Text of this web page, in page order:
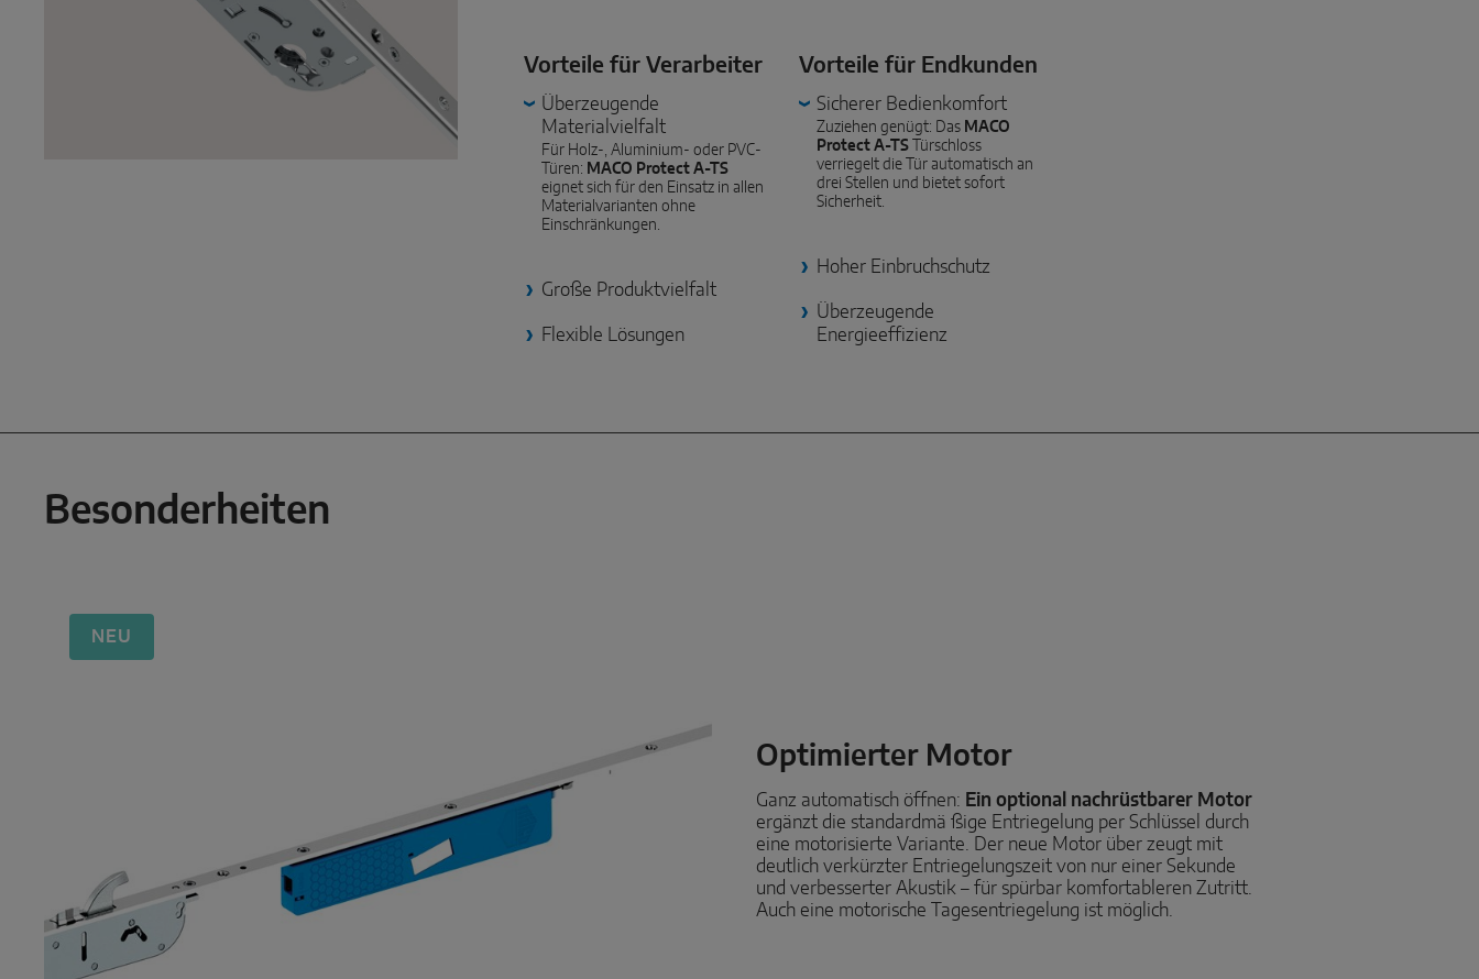
Vorteile für Verarbeiter
Überzeugende
Materialvielfalt
Für Holz-, Aluminium- oder PVC-
Türen: MACO Protect A-TS
eignet sich für den Einsatz in allen
Materialvarianten ohne
Einschränkungen.
Große Produktvielfalt
Flexible Lösungen
Vorteile für Endkunden
Sicherer Bedienkomfort
Zuziehen genügt: Das MACO
Protect A-TS Türschloss
verriegelt die Tür automatisch an
drei Stellen und bietet sofort
Sicherheit.
Hoher Einbruchschutz
Überzeugende
Energieeffizienz
Besonderheiten
NEU
Optimierter Motor
Ganz automatisch öffnen: Ein optional nachrüstbarer Motor
ergänzt die standardmä ßige Entriegelung per Schlüssel durch
eine motorisierte Variante. Der neue Motor über zeugt mit
deutlich verkürzter Entriegelungszeit von nur einer Sekunde
und verbesserter Akustik – für spürbar komfortableren Zutritt.
Auch eine motorische Tagesentriegelung ist möglich.